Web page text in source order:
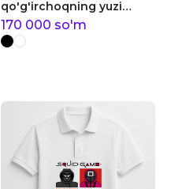
qo'g'irchoqning yuzi
squid o'yini polo
170 000 so'm